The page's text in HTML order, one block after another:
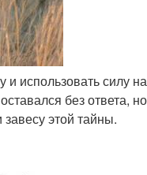
и использовать силу
без ответа, но
этой тайны.